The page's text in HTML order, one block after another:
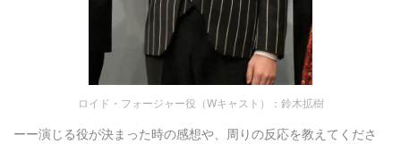
ロイド・フォージャー役（Wキャスト）：鈴木拡樹
ーー演じる役が決まった時の感想や、周りの反応を教えてくださ